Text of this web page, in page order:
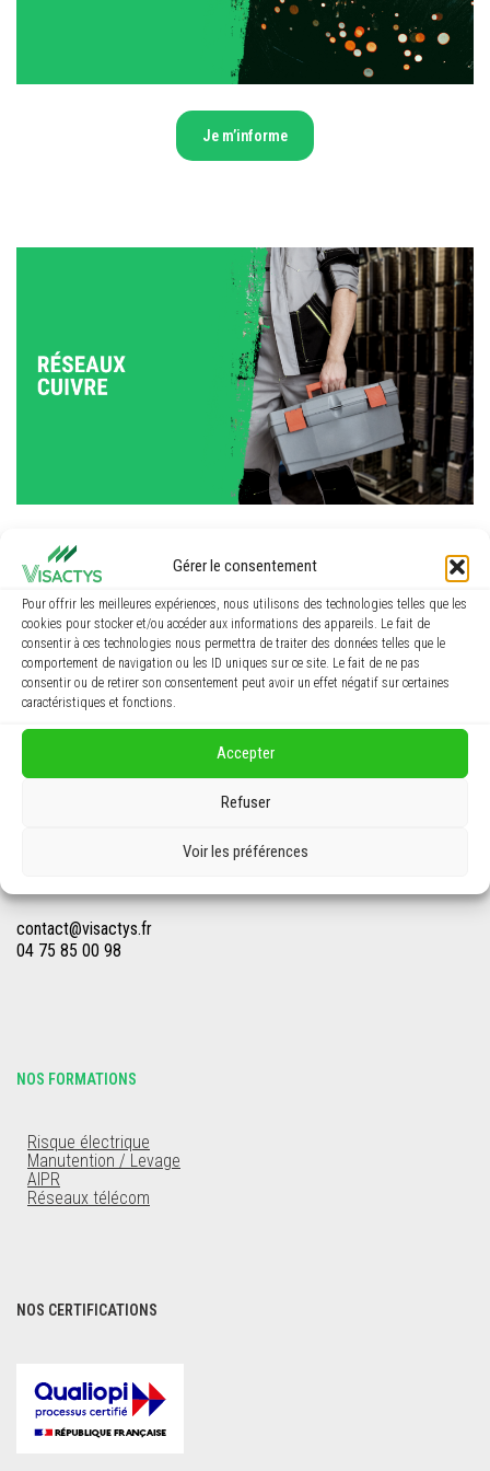
Gérer le consentement
Pour offrir les meilleures expériences, nous utilisons des technologies telles que les
cookies pour stocker et/ou accéder aux informations des appareils. Le fait de
consentir à ces technologies nous permettra de traiter des données telles que le
comportement de navigation ou les ID uniques sur ce site. Le fait de ne pas
consentir ou de retirer son consentement peut avoir un effet négatif sur certaines
caractéristiques et fonctions.
Accepter
Refuser
Voir les préférences
Je m’informe
Je m’informe
contact@visactys.fr
04 75 85 00 98
NOS FORMATIONS
Risque électrique
Manutention / Levage
AIPR
Réseaux télécom
NOS CERTIFICATIONS